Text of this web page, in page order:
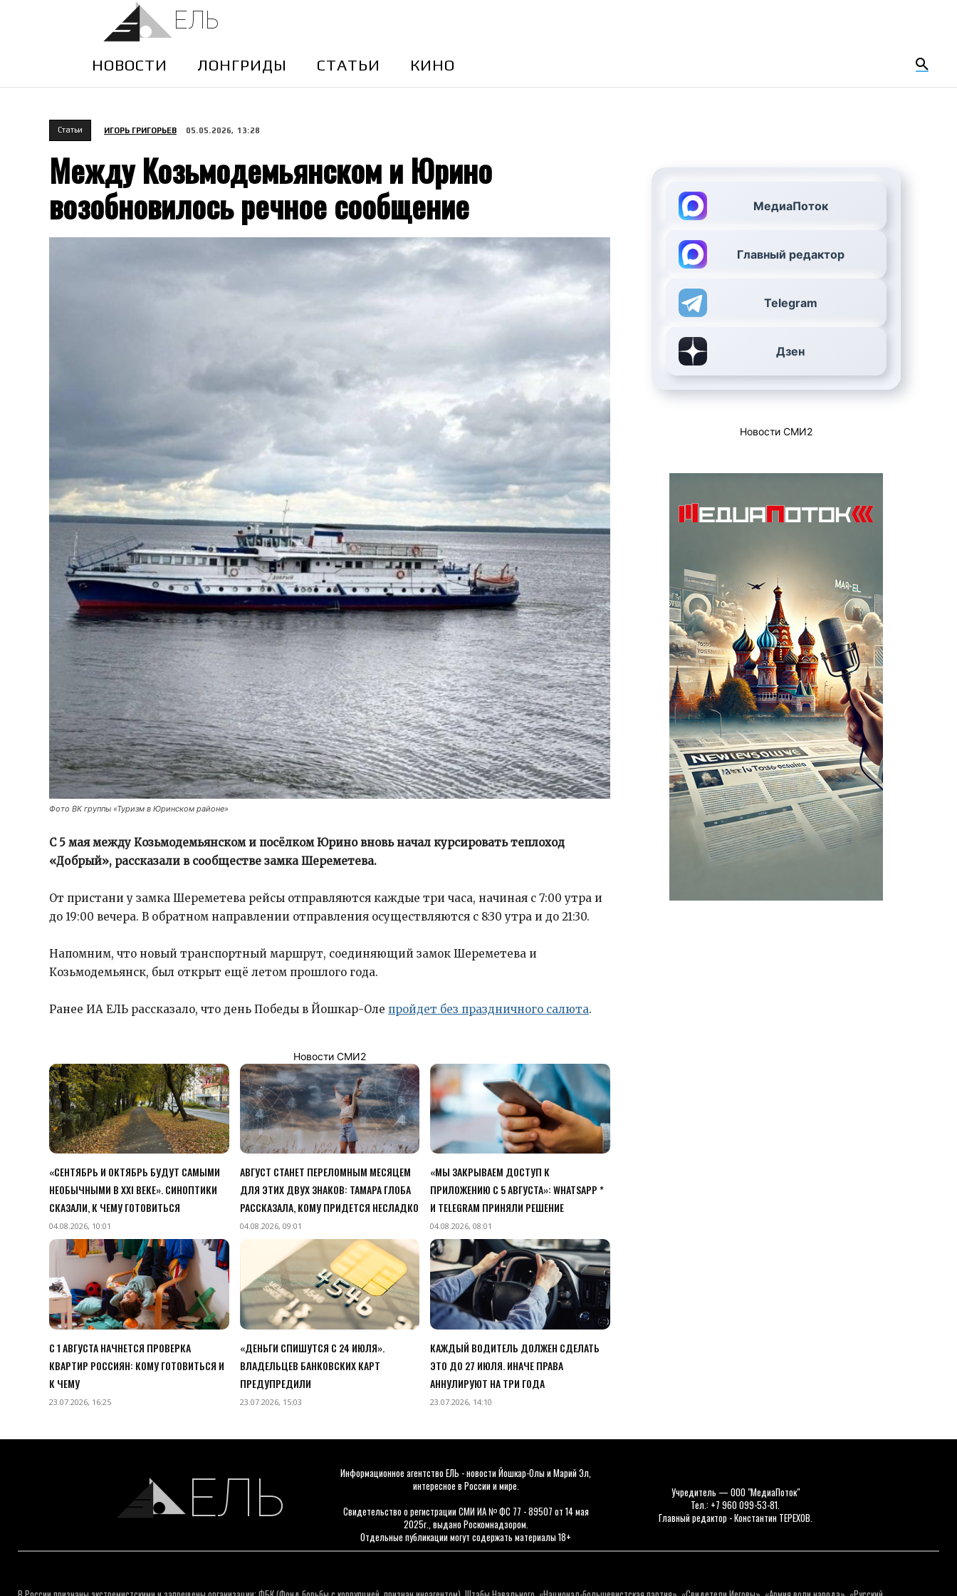
ЕЛЬ
НОВОСТИ ЛОНГРИДЫ CТАТЬИ КИНО
Cтатьи ИГОРЬ ГРИГОРЬЕВ 05.05.2026, 13:28
Между Козьмодемьянском и Юрино
возобновилось речное сообщение
Фото ВК группы «Туризм в Юринском районе»
С 5 мая между Козьмодемьянском и посёлком Юрино вновь начал курсировать теплоход
«Добрый», рассказали в сообществе замка Шереметева.
От пристани у замка Шереметева рейсы отправляются каждые три часа, начиная с 7:00 утра и
до 19:00 вечера. В обратном направлении отправления осуществляются с 8:30 утра и до 21:30.
Напомним, что новый транспортный маршрут, соединяющий замок Шереметева и
Козьмодемьянск, был открыт ещё летом прошлого года.
Ранее ИА ЕЛЬ рассказало, что день Победы в Йошкар-Оле пройдет без праздничного салюта.
Новости СМИ2
«СЕНТЯБРЬ И ОКТЯБРЬ БУДУТ САМЫМИ
НЕОБЫЧНЫМИ В XXI ВЕКЕ». СИНОПТИКИ
СКАЗАЛИ, К ЧЕМУ ГОТОВИТЬСЯ
04.08.2026, 10:01
АВГУСТ СТАНЕТ ПЕРЕЛОМНЫМ МЕСЯЦЕМ
ДЛЯ ЭТИХ ДВУХ ЗНАКОВ: ТАМАРА ГЛОБА
РАССКАЗАЛА, КОМУ ПРИДЕТСЯ НЕСЛАДКО
04.08.2026, 09:01
«МЫ ЗАКРЫВАЕМ ДОСТУП К
ПРИЛОЖЕНИЮ C 5 АВГУСТА»: WHATSAPP *
И TELEGRAM ПРИНЯЛИ РЕШЕНИЕ
04.08.2026, 08:01
С 1 АВГУСТА НАЧНЕТСЯ ПРОВЕРКА
КВАРТИР РОССИЯН: КОМУ ГОТОВИТЬСЯ И
К ЧЕМУ
23.07.2026, 16:25
«ДЕНЬГИ СПИШУТСЯ С 24 ИЮЛЯ».
ВЛАДЕЛЬЦЕВ БАНКОВСКИХ КАРТ
ПРЕДУПРЕДИЛИ
23.07.2026, 15:03
КАЖДЫЙ ВОДИТЕЛЬ ДОЛЖЕН СДЕЛАТЬ
ЭТО ДО 27 ИЮЛЯ. ИНАЧЕ ПРАВА
АННУЛИРУЮТ НА ТРИ ГОДА
23.07.2026, 14:10
МедиаПоток
Главный редактор
Telegram
Дзен
Новости СМИ2
ЕЛЬ
Информационное агентство ЕЛЬ - новости Йошкар-Олы и Марий Эл,
интересное в России и мире.
Свидетельство о регистрации СМИ ИА № ФС 77 - 89507 от 14 мая
2025г., выдано Роскомнадзором.
Отдельные публикации могут содержать материалы 18+
Учредитель — ООО "МедиаПоток"
Тел.: +7 960 099-53-81.
Главный редактор - Константин ТЕРЕХОВ.